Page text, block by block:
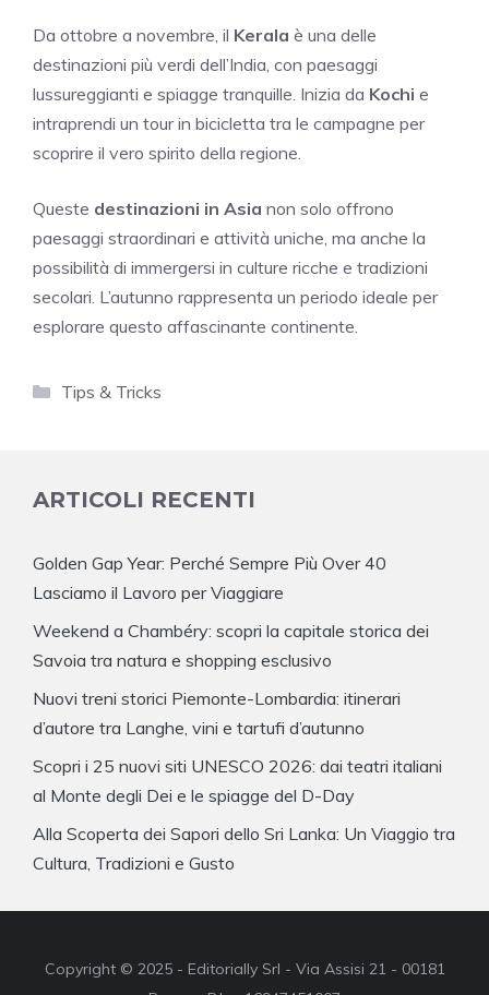
Da ottobre a novembre, il Kerala è una delle
destinazioni più verdi dell’India, con paesaggi
lussureggianti e spiagge tranquille. Inizia da Kochi e
intraprendi un tour in bicicletta tra le campagne per
scoprire il vero spirito della regione.
Queste destinazioni in Asia non solo offrono
paesaggi straordinari e attività uniche, ma anche la
possibilità di immergersi in culture ricche e tradizioni
secolari. L’autunno rappresenta un periodo ideale per
esplorare questo affascinante continente.
Categorie
Tips & Tricks
ARTICOLI RECENTI
Golden Gap Year: Perché Sempre Più Over 40
Lasciamo il Lavoro per Viaggiare
Weekend a Chambéry: scopri la capitale storica dei
Savoia tra natura e shopping esclusivo
Nuovi treni storici Piemonte-Lombardia: itinerari
d’autore tra Langhe, vini e tartufi d’autunno
Scopri i 25 nuovi siti UNESCO 2026: dai teatri italiani
al Monte degli Dei e le spiagge del D-Day
Alla Scoperta dei Sapori dello Sri Lanka: Un Viaggio tra
Cultura, Tradizioni e Gusto
Copyright © 2025 - Editorially Srl - Via Assisi 21 - 00181